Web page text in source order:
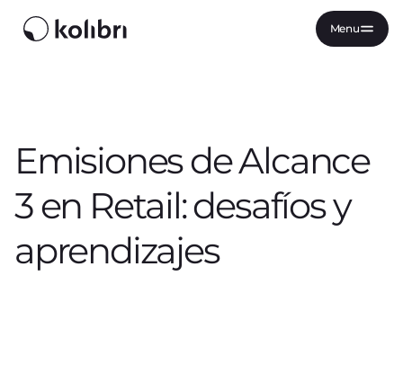
Menu
Emisiones de Alcance
3 en Retail: desafíos y
aprendizajes